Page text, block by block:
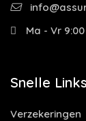
Ma - Vr
Snelle Links
Verzekeringen